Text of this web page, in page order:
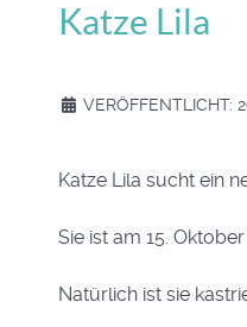
Katze Lila
VERÖFFENTLICHT:
Katze Lila sucht ein
Sie ist am 15.
Natürlich ist sie